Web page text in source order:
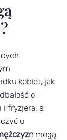
kobiet, jak
o
i fryzjera, a
o
mogą